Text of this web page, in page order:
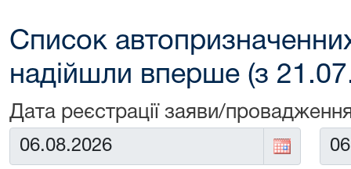
Список
надійшли вперше (з
Дата реєстрації заяви/
Від: До: